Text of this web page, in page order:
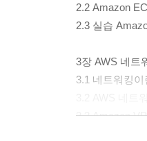
2.2 Amazon
2.3 실습
3장 AWS 네트
3.1 네트워킹이
3.3 Amazon